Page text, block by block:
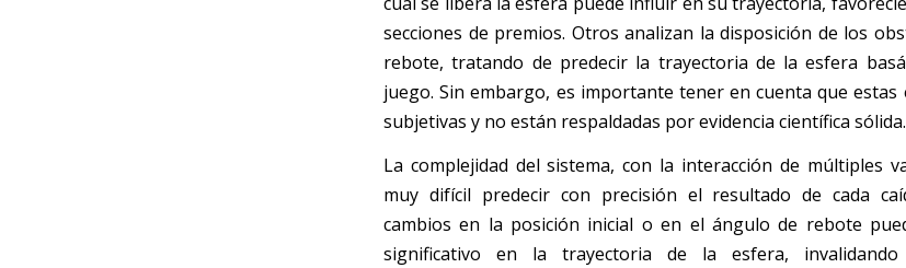
secciones de premios. Otros analizan la disposición de los
rebote, tratando de predecir la trayectoria de la esfera
juego. Sin embargo, es importante tener en cuenta que
subjetivas y no están respaldadas por evidencia científica sólida.
La complejidad del sistema, con la interacción de múltiples
muy difícil predecir con precisión el resultado de cada
cambios en la posición inicial o en el ángulo de rebote
significativo en la trayectoria de la esfera, invalidando